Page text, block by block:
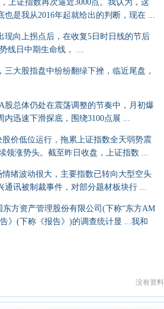
证指数再次逼近3000点。我认为，这
是我从2016年起就给出的判断，现在 ...
向上拐点后，在收复5日时日线的节后
线日中期生命线， ...
大股指盘中纷纷翻绿下挫，临近尾盘，
总体仍处在震荡调整的节奏中，月初爆
迅速下滑探底，围绕3100点展 ...
价低位运行，拖累上证指数全天弱势震
领涨势头。截至昨日收盘，上证指数 ...
绪波动很大，主要指数已转向大型空头
讯被制裁事件，对部分题材板块行 ...
方资产管理股份有限公司(下称“东方AM
》(下称《报告》)的调查统计显 ...我和
没有资料